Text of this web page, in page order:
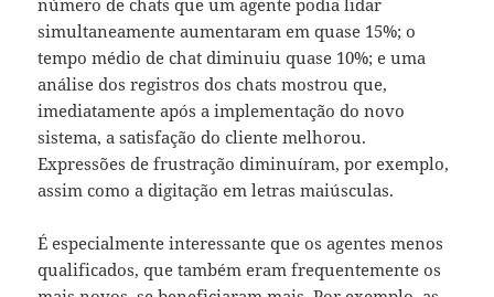
número de chats que um agente podia lidar
simultaneamente aumentaram em quase 15%; o
tempo médio de chat diminuiu quase 10%; e uma
análise dos registros dos chats mostrou que,
imediatamente após a implementação do novo
sistema, a satisfação do cliente melhorou.
Expressões de frustração diminuíram, por exemplo,
assim como a digitação em letras maiúsculas.
É especialmente interessante que os agentes menos
qualificados, que também eram frequentemente os